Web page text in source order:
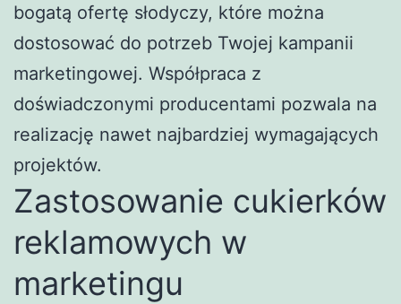
bogatą ofertę słodyczy, które można
dostosować do potrzeb Twojej kampanii
marketingowej. Współpraca z
doświadczonymi producentami pozwala na
realizację nawet najbardziej wymagających
projektów.
Zastosowanie cukierków
reklamowych w
marketingu